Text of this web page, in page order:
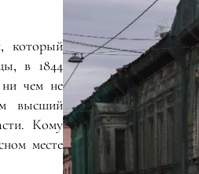
который
в 1844
чем не
высший
Кому
месте